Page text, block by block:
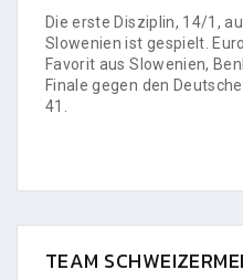
Die erste Disziplin, 14/1,
Slowenien ist gespielt.
Favorit aus Slowenien,
Finale gegen den
41.
TEAM